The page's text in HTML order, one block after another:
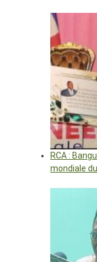
RCA :
mondiale